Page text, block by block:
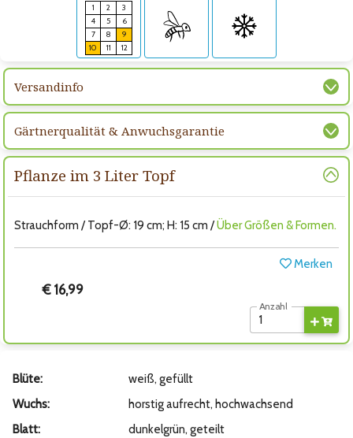
1
2
3
4
5
6
7
8
9
10
11 12
Versandinfo
Gärtnerqualität & Anwuchsgarantie
Pflanze im 3 Liter Topf
Strauchform / Topf-Ø: 19 cm; H: 15 cm /Über Größen & Formen.
Merken
€ 16,99
Anzahl
Blüte:
weiß, gefüllt
Wuchs:
horstig aufrecht, hochwachsend
Blatt:
dunkelgrün, geteilt